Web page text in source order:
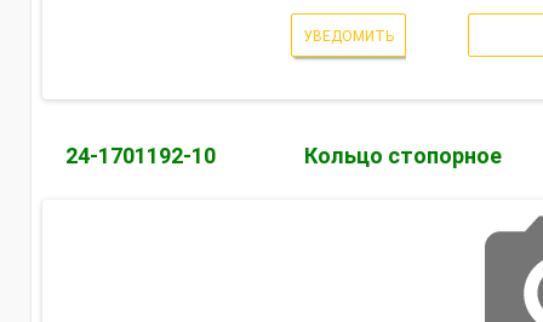
УВЕДОМИТЬ
24-1701192-10 Кольцо стопорное